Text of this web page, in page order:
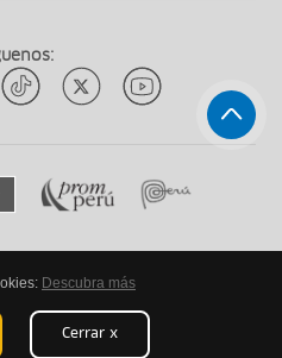
ytuqueplanes 2026
Descubra más
Cerrar x